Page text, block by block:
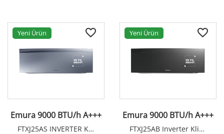
Yeni Ürün
Emura 9000 BTU/h A+++
FTXJ25AS INVERTER KLİMA R32
Yeni Ürün
Emura 9000 BTU/h A+++
FTXJ25AB Inverter Klima R32